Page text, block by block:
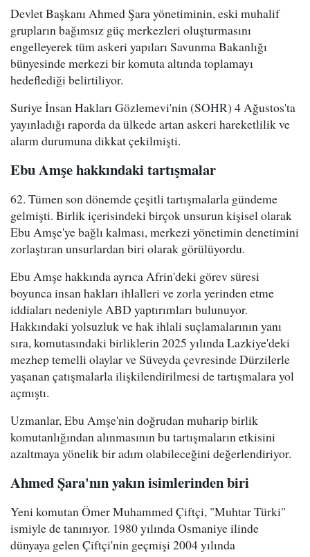
Devlet Başkanı Ahmed Şara yönetiminin, eski muhalif
grupların bağımsız güç merkezleri oluşturmasını
engelleyerek tüm askeri yapıları Savunma Bakanlığı
bünyesinde merkezi bir komuta altında toplamayı
hedeflediği belirtiliyor.
Suriye İnsan Hakları Gözlemevi'nin (SOHR) 4 Ağustos'ta
yayınladığı raporda da ülkede artan askeri hareketlilik ve
alarm durumuna dikkat çekilmişti.
Ebu Amşe hakkındaki tartışmalar
62. Tümen son dönemde çeşitli tartışmalarla gündeme
gelmişti. Birlik içerisindeki birçok unsurun kişisel olarak
Ebu Amşe'ye bağlı kalması, merkezi yönetimin denetimini
zorlaştıran unsurlardan biri olarak görülüyordu.
Ebu Amşe hakkında ayrıca Afrin'deki görev süresi
boyunca insan hakları ihlalleri ve zorla yerinden etme
iddiaları nedeniyle ABD yaptırımları bulunuyor.
Hakkındaki yolsuzluk ve hak ihlali suçlamalarının yanı
sıra, komutasındaki birliklerin 2025 yılında Lazkiye'deki
mezhep temelli olaylar ve Süveyda çevresinde Dürzilerle
yaşanan çatışmalarla ilişkilendirilmesi de tartışmalara yol
açmıştı.
Uzmanlar, Ebu Amşe'nin doğrudan muharip birlik
komutanlığından alınmasının bu tartışmaların etkisini
azaltmaya yönelik bir adım olabileceğini değerlendiriyor.
Ahmed Şara'nın yakın isimlerinden biri
Yeni komutan Ömer Muhammed Çiftçi, "Muhtar Türki"
ismiyle de tanınıyor. 1980 yılında Osmaniye ilinde
dünyaya gelen Çiftçi'nin geçmişi 2004 yılında